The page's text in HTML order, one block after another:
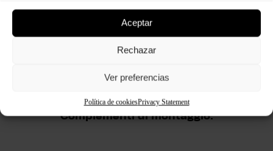
Aceptar
Rechazar
Ver preferencias
Política de cookiesPrivacy Statement
Complementi di montaggio: